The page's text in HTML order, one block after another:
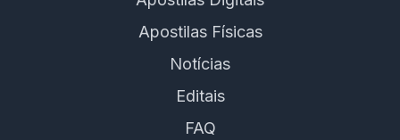
Apostilas Físicas
Notícias
Editais
FAQ